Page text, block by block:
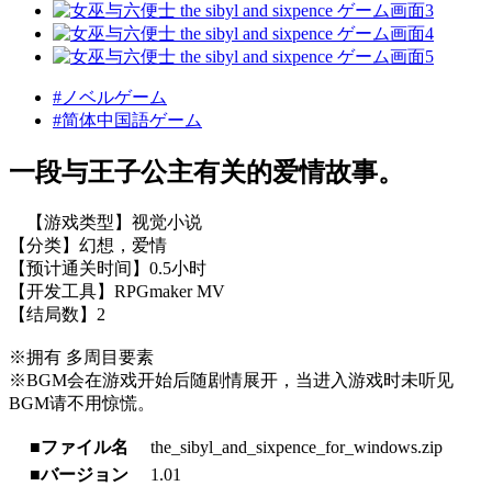
#ノベルゲーム
#简体中国語ゲーム
一段与王子公主有关的爱情故事。
【游戏类型】视觉小说
【分类】幻想，爱情
【预计通关时间】0.5小时
【开发工具】RPGmaker MV
【结局数】2
※拥有 多周目要素
※BGM会在游戏开始后随剧情展开，当进入游戏时未听见
BGM请不用惊慌。
■ファイル名
the_sibyl_and_sixpence_for_windows.zip
■バージョン
1.01